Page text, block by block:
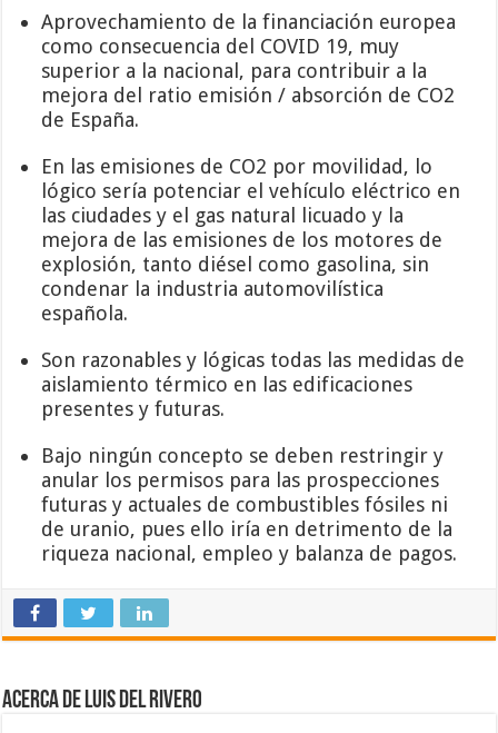
Aprovechamiento de la financiación europea
como consecuencia del COVID 19, muy
superior a la nacional, para contribuir a la
mejora del ratio emisión / absorción de CO2
de España.
En las emisiones de CO2 por movilidad, lo
lógico sería potenciar el vehículo eléctrico en
las ciudades y el gas natural licuado y la
mejora de las emisiones de los motores de
explosión, tanto diésel como gasolina, sin
condenar la industria automovilística
española.
Son razonables y lógicas todas las medidas de
aislamiento térmico en las edificaciones
presentes y futuras.
Bajo ningún concepto se deben restringir y
anular los permisos para las prospecciones
futuras y actuales de combustibles fósiles ni
de uranio, pues ello iría en detrimento de la
riqueza nacional, empleo y balanza de pagos.
Acerca de Luis del Rivero